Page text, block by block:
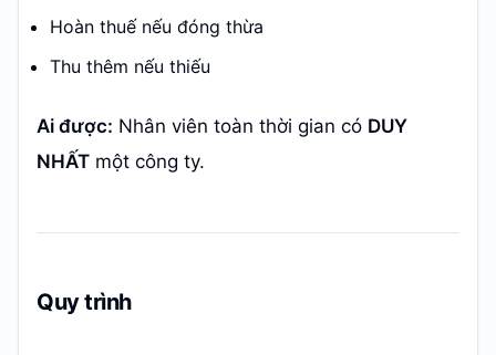
Hoàn thuế nếu đóng thừa
Thu thêm nếu thiếu
Ai được: Nhân viên toàn thời gian có DUY
NHẤT một công ty.
Quy trình